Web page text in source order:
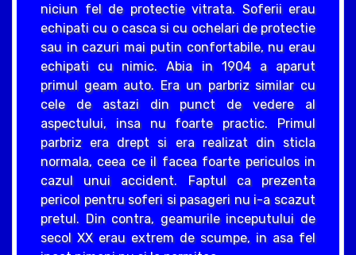
niciun fel de protectie vitrata. Soferii erau
echipati cu o casca si cu ochelari de protectie
sau in cazuri mai putin confortabile, nu erau
echipati cu nimic. Abia in 1904 a aparut
primul geam auto. Era un parbriz similar cu
cele de astazi din punct de vedere al
aspectului, insa nu foarte practic. Primul
parbriz era drept si era realizat din sticla
normala, ceea ce il facea foarte periculos in
cazul unui accident. Faptul ca prezenta
pericol pentru soferi si pasageri nu i-a scazut
pretul. Din contra, geamurile inceputului de
secol XX erau extrem de scumpe, in asa fel